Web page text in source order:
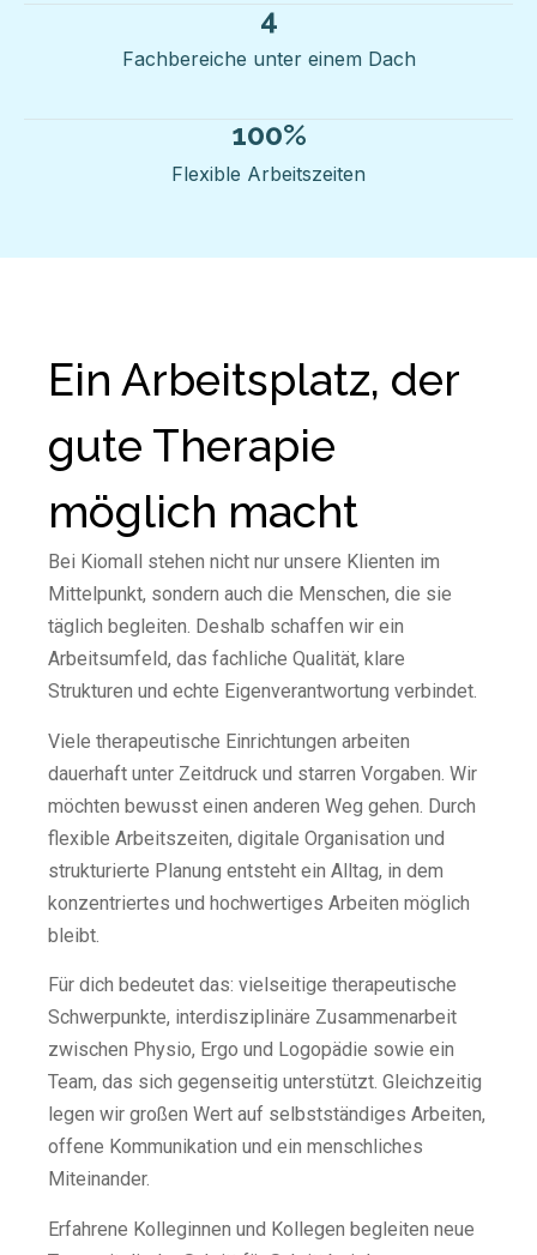
Fachbereiche unter einem Dach
4
Flexible Arbeitszeiten
100%
Ein Arbeitsplatz, der
gute Therapie
möglich macht
Bei Kiomall stehen nicht nur unsere Klienten im
Mittelpunkt, sondern auch die Menschen, die sie
täglich begleiten. Deshalb schaffen wir ein
Arbeitsumfeld, das fachliche Qualität, klare
Strukturen und echte Eigenverantwortung verbindet.
Viele therapeutische Einrichtungen arbeiten
dauerhaft unter Zeitdruck und starren Vorgaben. Wir
möchten bewusst einen anderen Weg gehen. Durch
flexible Arbeitszeiten, digitale Organisation und
strukturierte Planung entsteht ein Alltag, in dem
konzentriertes und hochwertiges Arbeiten möglich
bleibt.
Für dich bedeutet das: vielseitige therapeutische
Schwerpunkte, interdisziplinäre Zusammenarbeit
zwischen Physio, Ergo und Logopädie sowie ein
Team, das sich gegenseitig unterstützt. Gleichzeitig
legen wir großen Wert auf selbstständiges Arbeiten,
offene Kommunikation und ein menschliches
Miteinander.
Erfahrene Kolleginnen und Kollegen begleiten neue